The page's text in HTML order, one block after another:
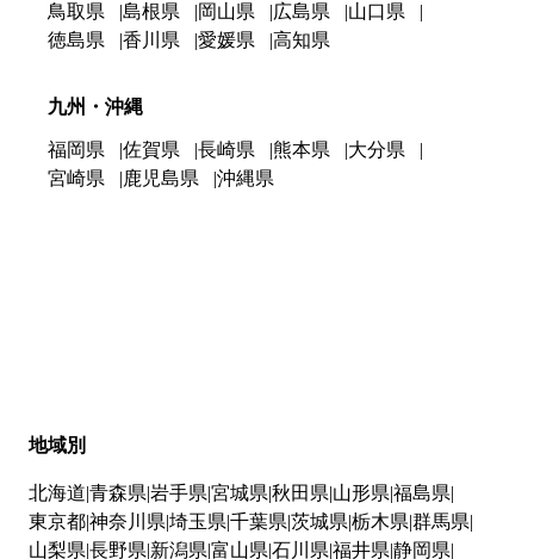
鳥取県 島根県 岡山県 広島県
山口県
徳島県
香川県 愛媛県 高知県
九州・沖縄
福岡県 佐賀県 長崎県 熊本県
大分県
宮崎県
鹿児島県 沖縄県
地域別
北海道 青森県 岩手県 宮城県 秋田県 山形県 福島県
東京都神奈川県 埼玉県 千葉県 茨城県 栃木県 群馬県
山梨県 長野県 新潟県 富山県 石川県 福井県 静岡県